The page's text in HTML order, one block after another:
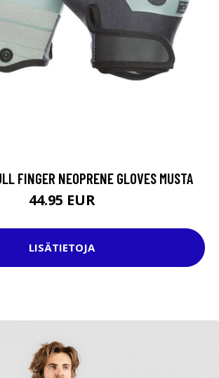
FINGER NEOPRENE GLOVES MUSTA
44.95 EUR
LISÄTIETOJA